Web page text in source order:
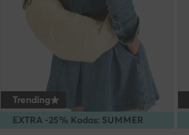
EXTRA -25% Kodas: SUMMER
Trending